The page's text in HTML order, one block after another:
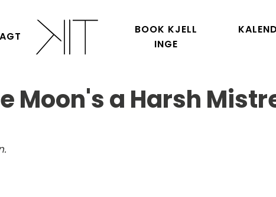
BOOK KJELL
INGE
Moon's a Harsh